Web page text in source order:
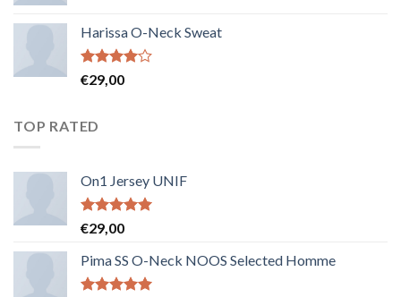
Harissa O-Neck Sweat
Note
4.00sur
€29,00
TOP RATED
On1 Jersey UNIF
Note5.00
sur 5
€29,00
Pima SS O-Neck NOOS Selected Homme